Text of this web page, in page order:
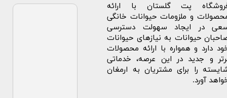
پت گلستان با ارائه
و ملزومات حیوانات خانگی
در ایجاد سهولت دسترسی
حیوانات به نیازهای حیوانات
دارد و همواره با ارائه محصولات
و جدید در این عرصه، خدماتی
را برای مشتریان به ارمغان
آورد.